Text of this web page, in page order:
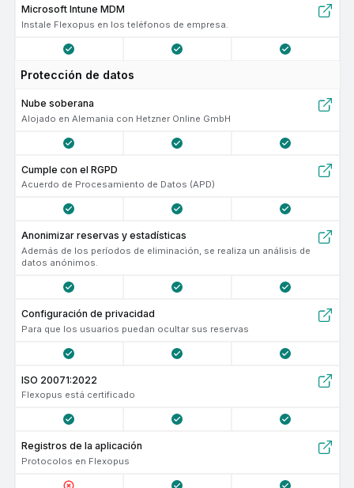
Microsoft Intune MDM
Instale Flexopus en los teléfonos de empresa.
Protección de datos
Nube soberana
Alojado en Alemania con Hetzner Online GmbH
Cumple con el RGPD
Acuerdo de Procesamiento de Datos (APD)
Anonimizar reservas y estadísticas
Además de los períodos de eliminación, se realiza un análisis de
datos anónimos.
Configuración de privacidad
Para que los usuarios puedan ocultar sus reservas
ISO 20071:2022
Flexopus está certificado
Registros de la aplicación
Protocolos en Flexopus